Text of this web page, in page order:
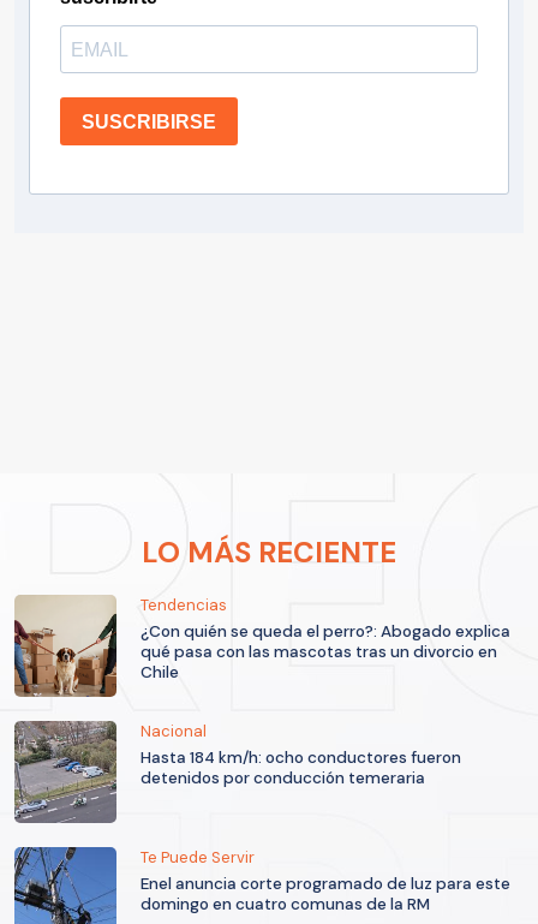
SUSCRIBIRSE
LO MÁS RECIENTE
Tendencias
¿Con quién se queda el perro?: Abogado explica
qué pasa con las mascotas tras un divorcio en
Chile
Nacional
Hasta 184 km/h: ocho conductores fueron
detenidos por conducción temeraria
Te Puede Servir
Enel anuncia corte programado de luz para este
domingo en cuatro comunas de la RM